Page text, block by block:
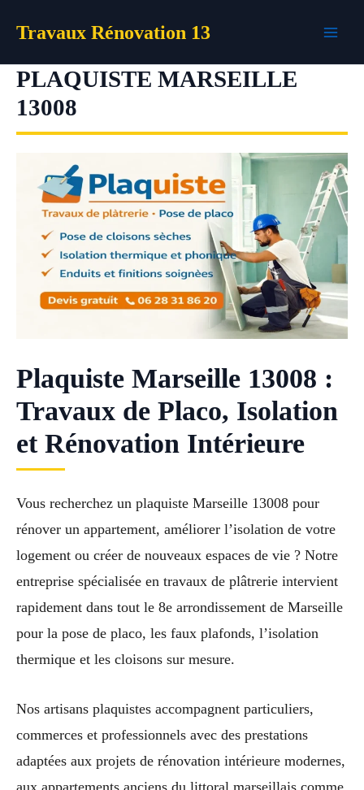
Travaux Rénovation 13
PLAQUISTE MARSEILLE
13008
Plaquiste Marseille 13008 :
Travaux de Placo, Isolation
et Rénovation Intérieure
Vous recherchez un plaquiste Marseille 13008 pour
rénover un appartement, améliorer l’isolation de votre
logement ou créer de nouveaux espaces de vie ? Notre
entreprise spécialisée en travaux de plâtrerie intervient
rapidement dans tout le 8e arrondissement de Marseille
pour la pose de placo, les faux plafonds, l’isolation
thermique et les cloisons sur mesure.
Nos artisans plaquistes accompagnent particuliers,
commerces et professionnels avec des prestations
adaptées aux projets de rénovation intérieure modernes,
aux appartements anciens du littoral marseillais comme